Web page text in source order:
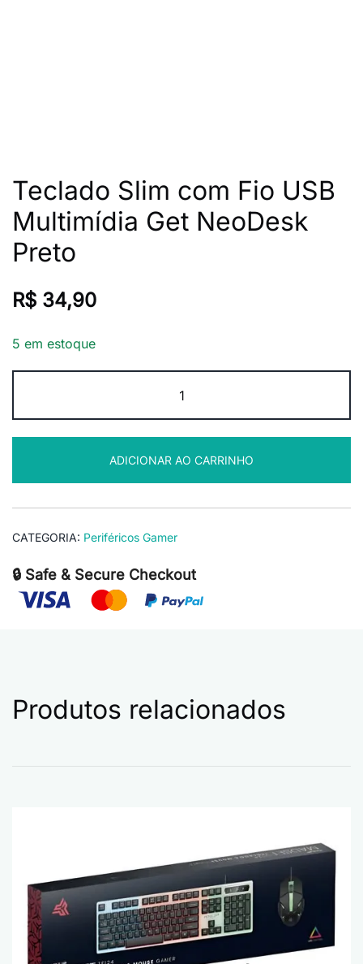
Teclado Slim com Fio USB
Multimídia Get NeoDesk
Preto
R$ 34,90
5 em estoque
Slim
com
USB
Multimídia
Get
quantidade
ADICIONAR AO CARRINHO
CATEGORIA: Periféricos Gamer
🔒 Safe & Secure Checkout
Produtos relacionados